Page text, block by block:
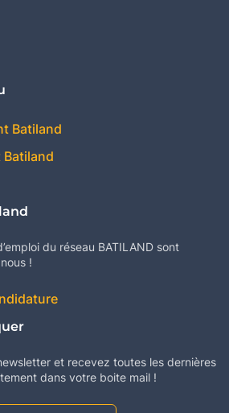
Batiland
Batiland
du réseau BATILAND sont
!
et recevez toutes les dernières
dans votre boite mail !